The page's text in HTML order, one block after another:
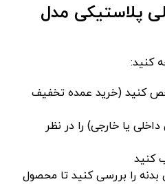
پلاستیکی مدل
کنید:
کنید (خرید عمده تخفیف
یا خارجی) را در نظر
کنید
بدنه را بررسی کنید تا محصول